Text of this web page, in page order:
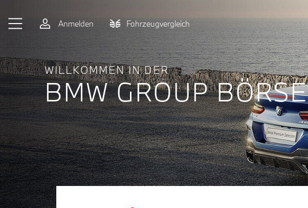
Anmelden
Fahrzeugvergleich
WILLKOMMEN IN DER
BMW GROUP BÖRSE